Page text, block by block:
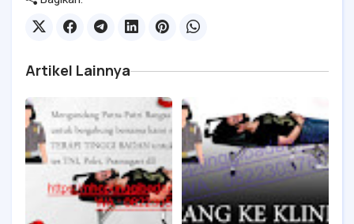
Artikel Lainnya